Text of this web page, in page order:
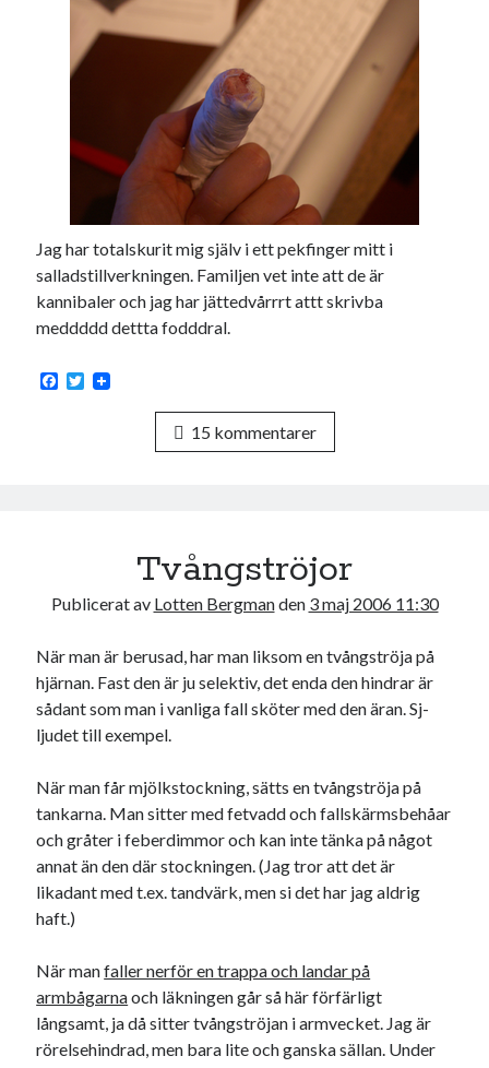
Jag har totalskurit mig själv i ett pekfinger mitt i
salladstillverkningen. Familjen vet inte att de är
kannibaler och jag har jättedvårrrt attt skrivba
meddddd dettta fodddral.
F
T
15 kommentarer
Tvångströjor
Publicerat av Lotten Bergmanden 3 maj 2006 11:30
När man är berusad, har man liksom en tvångströja på
hjärnan. Fast den är ju selektiv, det enda den hindrar är
sådant som man i vanliga fall sköter med den äran. Sj-
ljudet till exempel.
När man får mjölkstockning, sätts en tvångströja på
tankarna. Man sitter med fetvadd och fallskärmsbehåar
och gråter i feberdimmor och kan inte tänka på något
annat än den där stockningen. (Jag tror att det är
likadant med t.ex. tandvärk, men si det har jag aldrig
haft.)
När manfaller nerför en trappa och landar på
armbågarnaoch läkningen går så här förfärligt
långsamt, ja då sitter tvångströjan i armvecket. Jag är
rörelsehindrad, men bara lite och ganska sällan. Under